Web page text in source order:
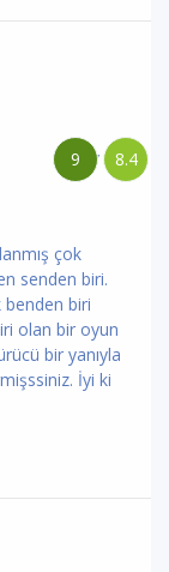
8.4
/
9
çok
senden biri.
benden biri
olan bir oyun
bir yanıyla
İyi ki